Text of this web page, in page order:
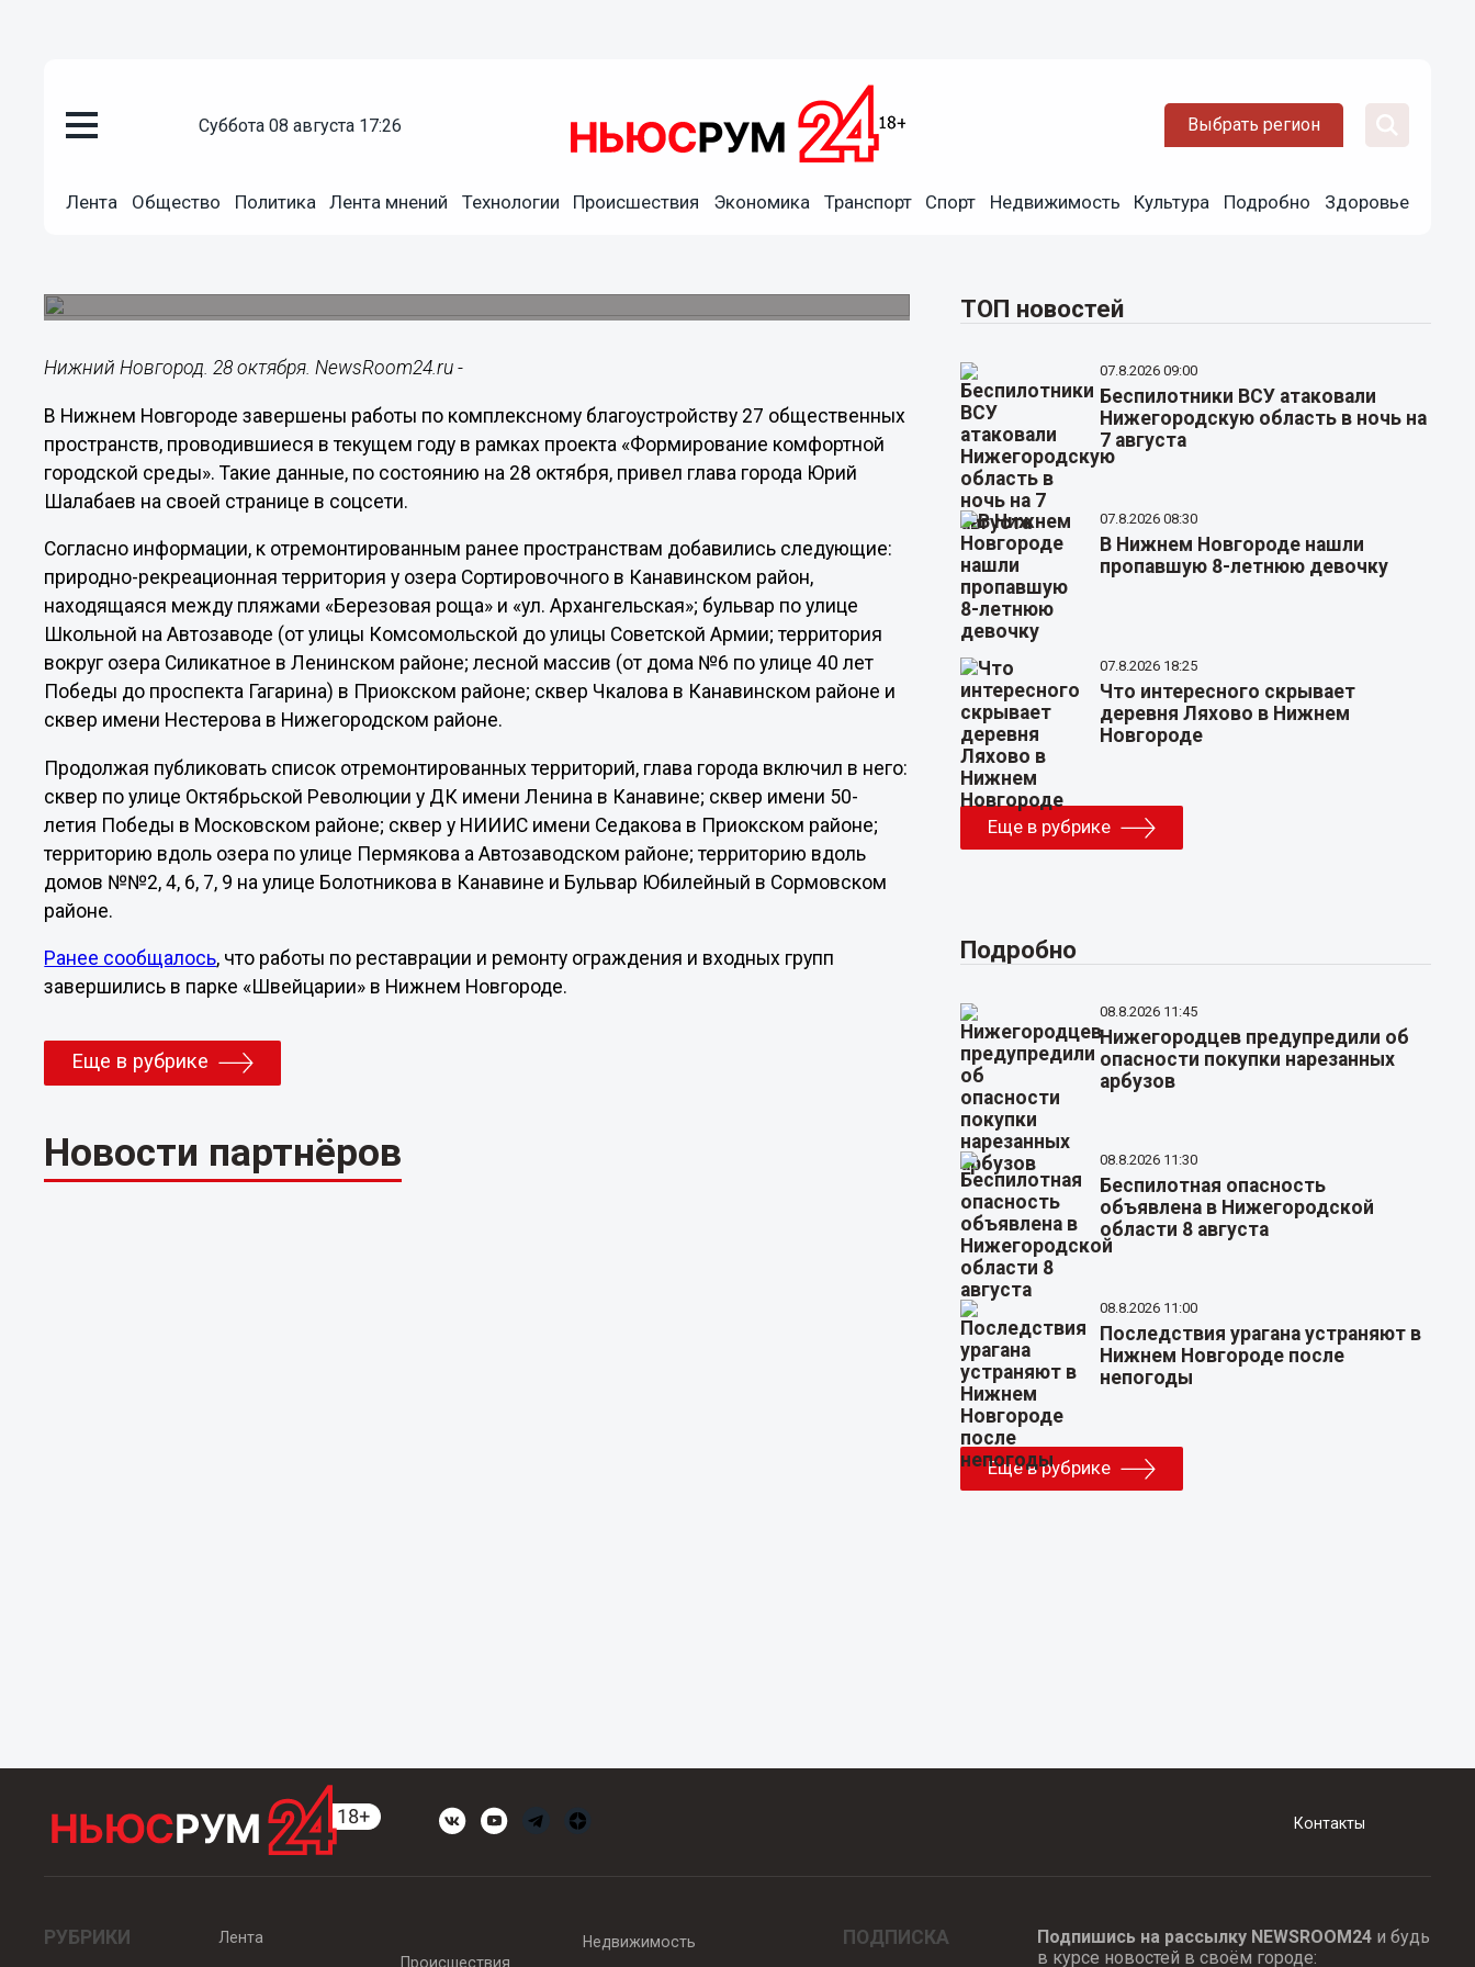
суббота 08 августа 17:26 Выбрать регион
Лента Общество Политика Лента мнений Технологии Происшествия Экономика Транспорт Спорт Недвижимость Культура Подробно Здоровье
Благоустройство 27 общественных пространств завершено
Нижний Новгород. 28 октября. NewsRoom24.ru -
В Нижнем Новгороде завершены работы по комплексному благоустройству 27 общественных
пространств, проводившиеся в текущем году в рамках проекта «Формирование комфортной
городской среды». Такие данные, по состоянию на 28 октября, привел глава города Юрий
Шалабаев на своей странице в соцсети.
Согласно информации, к отремонтированным ранее пространствам добавились следующие:
природно-рекреационная территория у озера Сортировочного в Канавинском район,
находящаяся между пляжами «Березовая роща» и «ул. Архангельская»; бульвар по улице
Школьной на Автозаводе (от улицы Комсомольской до улицы Советской Армии; территория
вокруг озера Силикатное в Ленинском районе; лесной массив (от дома №6 по улице 40 лет
Победы до проспекта Гагарина) в Приокском районе; сквер Чкалова в Канавинском районе и
сквер имени Нестерова в Нижегородском районе.
Продолжая публиковать список отремонтированных территорий, глава города включил в него:
сквер по улице Октябрьской Революции у ДК имени Ленина в Канавине; сквер имени 50-
летия Победы в Московском районе; сквер у НИИИС имени Седакова в Приокском районе;
территорию вдоль озера по улице Пермякова а Автозаводском районе; территорию вдоль
домов №№2, 4, 6, 7, 9 на улице Болотникова в Канавине и Бульвар Юбилейный в Сормовском
районе.
Ранее сообщалось, что работы по реставрации и ремонту ограждения и входных групп
завершились в парке «Швейцарии» в Нижнем Новгороде.
Еще в рубрике
Новости партнёров
ТОП новостей
07.8.2026 09:00
Беспилотники ВСУ атаковали
Нижегородскую область в ночь на
7 августа
07.8.2026 08:30
В Нижнем Новгороде нашли
пропавшую 8-летнюю девочку
07.8.2026 18:25
Что интересного скрывает
деревня Ляхово в Нижнем
Новгороде
Еще в рубрике
Подробно
08.8.2026 11:45
Нижегородцев предупредили об
опасности покупки нарезанных
арбузов
08.8.2026 11:30
Беспилотная опасность
объявлена в Нижегородской
области 8 августа
08.8.2026 11:00
Последствия урагана устраняют в
Нижнем Новгороде после
непогоды
Еще в рубрике
Контакты
РУБРИКИ
Лента
Происшествия
Недвижимость ПОДПИСКА Подпишись на рассылку NEWSROOM24и будь
в курсе новостей в своём городе: